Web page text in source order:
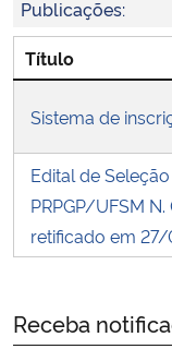
Secretaria-Geral
Secretaria de Governo
Gabinete de Segurança
Planalto
Publicações:
Título
Sistema de
Edital de Seleção
PRPGP/UFSM
retificado em
Receba